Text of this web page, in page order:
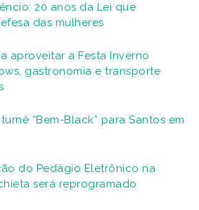
20 anos da Lei que
das mulheres
aproveitar a Festa Inverno
gastronomia e transporte
“Bem-Black” para Santos em
do Pedágio Eletrônico na
será reprogramado